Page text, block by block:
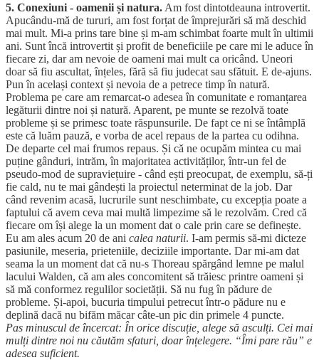
5. Conexiuni - oamenii și natura. Am fost dintotdeauna introvertit.
Apucându-mă de tururi, am fost forțat de împrejurări să mă deschid
mai mult. Mi-a prins tare bine și m-am schimbat foarte mult în ultimii
ani. Sunt încă introvertit și profit de beneficiile pe care mi le aduce în
fiecare zi, dar am nevoie de oameni mai mult ca oricând. Uneori
doar să fiu ascultat, înțeles, fără să fiu judecat sau sfătuit. E de-ajuns.
Pun în același context și nevoia de a petrece timp în natură.
Problema pe care am remarcat-o adesea în comunitate e romanțarea
legăturii dintre noi și natură. Aparent, pe munte se rezolvă toate
probleme și se primesc toate răspunsurile. De fapt ce ni se întâmplă
este că luăm pauză, e vorba de acel repaus de la partea cu odihna.
De departe cel mai frumos repaus. Și că ne ocupăm mintea cu mai
puține gânduri, intrăm, în majoritatea activităților, într-un fel de
pseudo-mod de supraviețuire - când ești preocupat, de exemplu, să-ți
fie cald, nu te mai gândești la proiectul neterminat de la job. Dar
când revenim acasă, lucrurile sunt neschimbate, cu excepția poate a
faptului că avem ceva mai multă limpezime să le rezolvăm. Cred că
fiecare om își alege la un moment dat o cale prin care se definește.
Eu am ales acum 20 de ani calea naturii. I-am permis să-mi dicteze
pasiunile, meseria, prieteniile, deciziile importante. Dar mi-am dat
seama la un moment dat că nu-s Thoreau spărgând lemne pe malul
lacului Walden, că am ales concomitent să trăiesc printre oameni și
să mă conformez regulilor societății. Să nu fug în pădure de
probleme. Și-apoi, bucuria timpului petrecut într-o pădure nu e
deplină dacă nu bifăm măcar câte-un pic din primele 4 puncte.
Pas minuscul de încercat: În orice discuție, alege să asculți. Cei mai
mulți dintre noi nu căutăm sfaturi, doar înțelegere. “Îmi pare rău” e
adesea suficient.